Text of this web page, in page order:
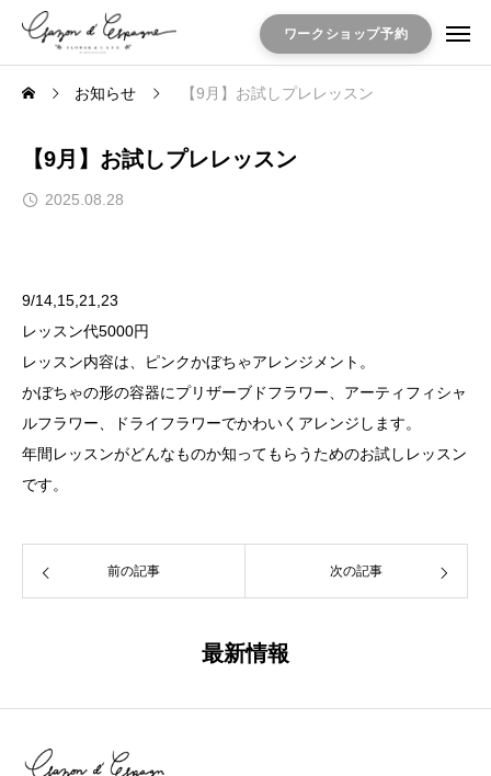
ワークショップ予約
お知らせ 【9月】お試しプレレッスン
【9月】お試しプレレッスン
2025.08.28
9/14,15,21,23
レッスン代5000円
レッスン内容は、ピンクかぼちゃアレンジメント。
かぼちゃの形の容器にプリザーブドフラワー、アーティフィシャ
ルフラワー、ドライフラワーでかわいくアレンジします。
年間レッスンがどんなものか知ってもらうためのお試しレッスン
です。
前の記事 次の記事
最新情報